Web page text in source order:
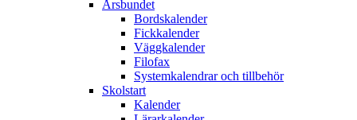
Årsbundet
Bordskalender
Fickkalender
Väggkalender
Filofax
Systemkalendrar och tillbehör
Skolstart
Kalender